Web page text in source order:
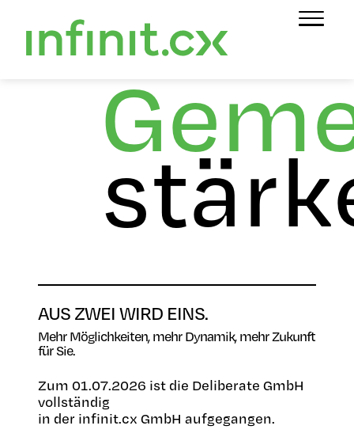
AUS ZWEI WIRD EINS.
Mehr Möglichkeiten, mehr Dynamik, mehr Zukunft
für Sie.
Zum 01.07.2026 ist die Deliberate GmbH
vollständig
in der infinit.cx GmbH aufgegangen.